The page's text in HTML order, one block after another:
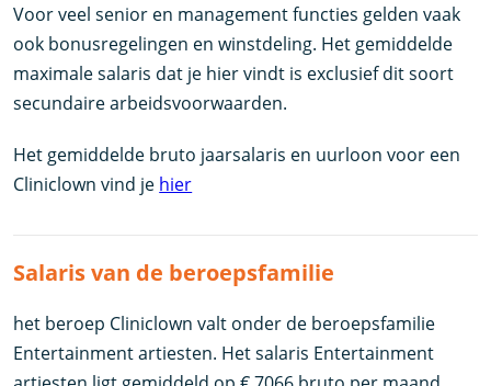
Voor veel senior en management functies gelden vaak
ook bonusregelingen en winstdeling. Het gemiddelde
maximale salaris dat je hier vindt is exclusief dit soort
secundaire arbeidsvoorwaarden.
Het gemiddelde bruto jaarsalaris en uurloon voor een
Cliniclown vind je hier
Salaris van de beroepsfamilie
het beroep Cliniclown valt onder de beroepsfamilie
Entertainment artiesten. Het salaris Entertainment